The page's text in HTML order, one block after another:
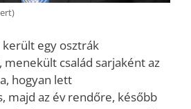
egy osztrák
család sarjaként az
hogyan lett
majd az év rendőre, később